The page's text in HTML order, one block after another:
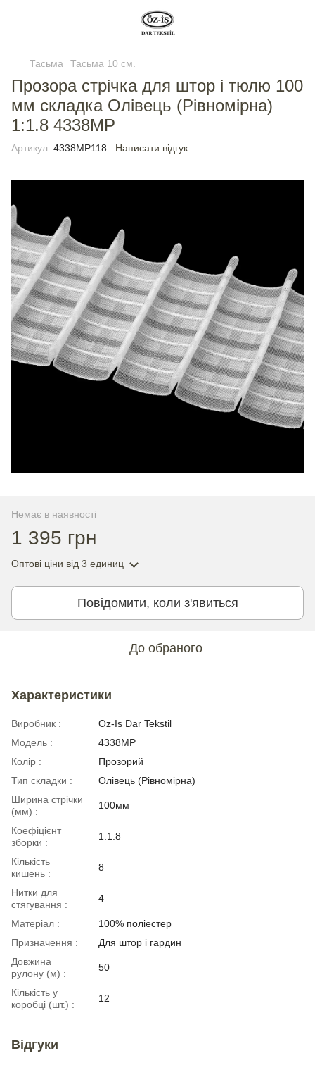
Тасьма Тасьма 10 см.
Прозора стрічка для штор і тюлю 100
мм складка Олівець (Рівномірна)
1:1.8 4338МР
Артикул: 4338МР118 Написати відгук
Немає в наявності
1 395 грн
Оптові ціни від 3 единиц
Повідомити, коли з'явиться
До обраного
Характеристики
Виробник :
Oz-Is Dar Tekstil
Модель :
4338МР
Колір :
Прозорий
Тип складки :
Олівець (Рівномірна)
Ширина стрічки
(мм) :
100мм
Коефіцієнт
зборки :
1:1.8
Кількість
кишень :
8
Нитки для
стягування :
4
Матеріал :
100% поліестер
Призначення :
Для штор і гардин
Довжина
рулону (м) :
50
Кількість у
коробці (шт.) :
12
Відгуки